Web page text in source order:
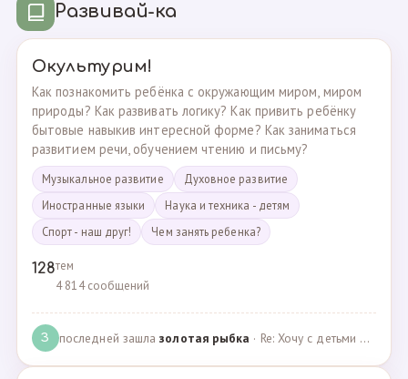
Развивай-ка
Окультурим!
Как познакомить ребёнка с окружающим миром, миром
природы? Как развивать логику? Как привить ребёнку
бытовые навыкив интересной форме? Как заниматься
развитием речи, обучением чтению и письму?
Музыкальное развитие
Духовное развитие
Иностранные языки
Наука и техника - детям
Спорт - наш друг!
Чем занять ребенка?
128тем
4 814 сообщений
З последней зашлазолотая рыбка · Re: Хочу с детьми поехать на следующей неделе в Сан… · 19.05.2024